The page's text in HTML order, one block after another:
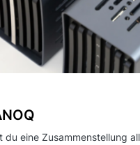
eine Zusammenstellung